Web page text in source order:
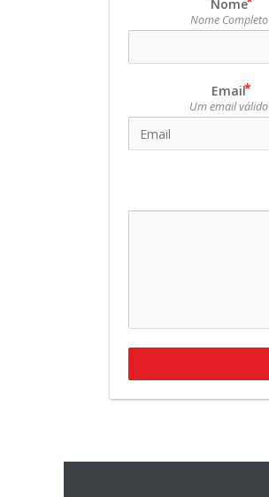
Nome
Nome Completo
Email
Um email válido